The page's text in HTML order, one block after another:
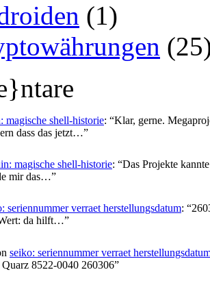
(1)
magische shell-historie: “Klar, gerne.
dass das jetzt…”
magische shell-historie: “Das Projekte
mir das…”
seriennummer verraet herstellungsdatum: “
da hilft…”
seiko: seriennummer verraet
8522-0040 260306”